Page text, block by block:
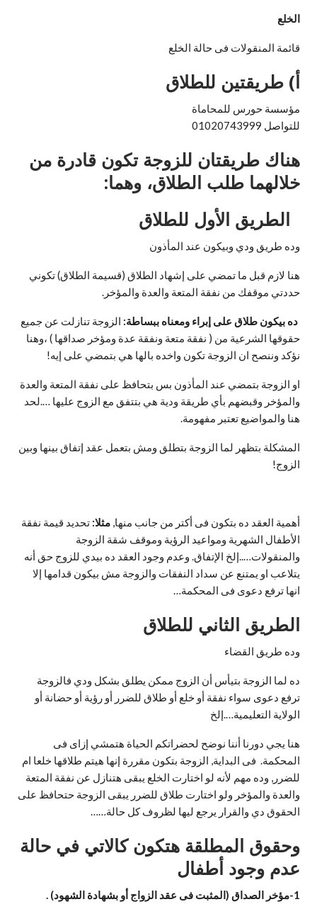
الخلع
قائمة المنقولات فى حالة الخلع
أ‌) طريقتين للطلاق
مؤسسة حورس للمحاماة
للتواصل 01020743999
هناك طريقتان للزوجة تكون قادرة من
خلالهما طلب الطلاق، وهما:
الطريق الأول للطلاق
وده طريق ودي وبيكون عند المأذون
هنا لازم قبل ما تمضي على إشهاد الطلاق (قسيمة الطلاق) تكوني
حددتي موقفك من نفقة المتعة والعدة والمؤخر.
ده بيكون طلاق على إبراء ومعناه ببساطة: الزوجة تنازلت عن جميع
حقوقها الشرعية من ( نفقة متعة ونفقة عدة ومؤخر صداقها ) ،وهنا
نؤكد وننصح ان الزوجة تكون واخده بالها هي بتمضي على إيه!
او الزوجة بتمضي عند المأذون بس بتحافظ على نفقة المتعة والعدة
والمؤخر وقبضهم بأي طريقة ودية هي بتتفق مع الزوج عليها ….لحد
هنا والمواضيع تعتبر مفهومة.
المشكلة بتظهر لما الزوجة بتطلق ومش بتعمل عقد إتفاق بينها وبين
الزوج!
أهمية العقد ده بتكون فى أكتر من جانب منها, مثلا: تحديد قيمة نفقة
الأطفال الشهرية ومواعيد الرؤية وموقف شقة الزوجة
والمنقولات…..إلخ الإتفاق. وعدم وجود العقد ده بيدي للزوج حق أنه
يتلاعب او يمتنع عن سداد النفقات والزوجة مش بيكون قدامها إلا
انها ترفع دعوى فى المحكمة…
الطريق الثاني للطلاق
وده طريق القضاء
ده لما الزوجة بتيأس أن الزوج ممكن يطلق بشكل ودي فالزوجة
ترفع دعوى سواء نفقة أو خلع أو طلاق للضرر أو رؤية أو حضانة أو
الولاية التعليمية….إلخ
هنا يجي دورنا أننا نوضح لحضراتكم الحياة هتمشي إزاى فى
المحكمة. فى البداية, الزوجة بتكون مقررة إنها هيتم طلاقها خلعا ام
للضرر, وده مهم لأنه لو اختارت الخلع يبقى هتنازل عن نفقة المتعة
والعدة والمؤخر ولو اختارت طلاق للضرر يبقى الزوجة حتحافظ على
الحقوق دي والقرار يرجع ليها لظروف كل حالة……
وحقوق المطلقة هتكون كالاتي في حالة
عدم وجود أطفال
1- مؤخر الصداق (المثبت فى عقد الزواج أو بشهادة الشهود) .